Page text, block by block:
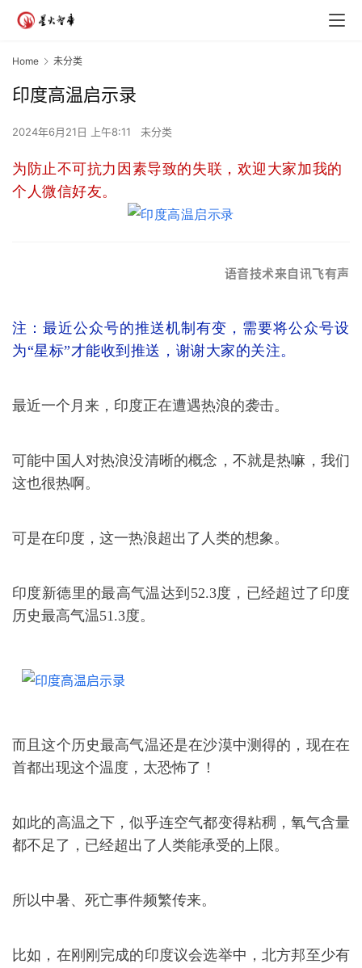
Home 未分类
印度高温启示录
2024年6月21日 上午8:11 未分类
为防止不可抗力因素导致的失联，欢迎大家加我的
个人微信好友。
语音技术来自讯飞有声
注：最近公众号的推送机制有变，需要将公众号设
为“星标”才能收到推送，谢谢大家的关注。
最近一个月来，印度正在遭遇热浪的袭击。
可能中国人对热浪没清晰的概念，不就是热嘛，我们
这也很热啊。
可是在印度，这一热浪超出了人类的想象。
印度新德里的最高气温达到 52.3度，已经超过了印度
历史最高气温51.3度。
而且这个历史最高气温还是在沙漠中测得的，现在在
首都出现这个温度，太恐怖了！
如此的高温之下，似乎连空气都变得粘稠，氧气含量
都不足了，已经超出了人类能承受的上限。
所以中暑、死亡事件频繁传来。
比如，在刚刚完成的印度议会选举中，北方邦至少有